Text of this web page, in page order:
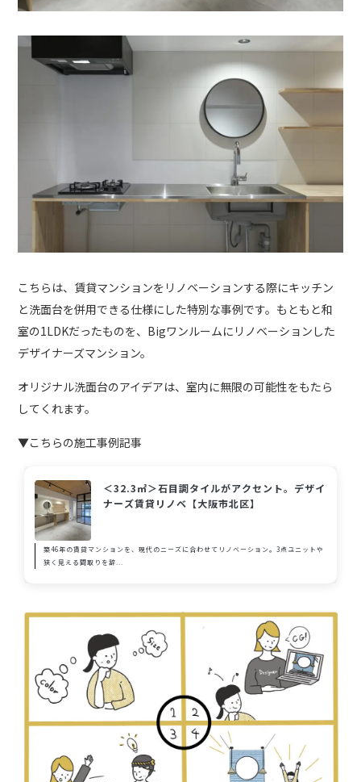
こちらは、賃貸マンションをリノベーションする際にキッチン
と洗面台を併用できる仕様にした特別な事例です。もともと和
室の1LDKだったものを、Bigワンルームにリノベーションした
デザイナーズマンション。
オリジナル洗面台のアイデアは、室内に無限の可能性をもたら
してくれます。
▼こちらの施工事例記事
＜32.3㎡＞石目調タイルがアクセント。デザイ
ナーズ賃貸リノベ【大阪市北区】
築46年の賃貸マンションを、現代のニーズに合わせてリノベーション。3点ユニットや
狭く見える間取りを辞...